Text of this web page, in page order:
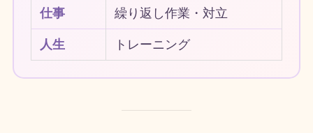
仕事 繰り返し作業・対立
人生 トレーニング